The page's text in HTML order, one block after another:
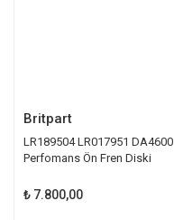
Britpart
LR189504 LR017951 DA4600
Perfomans Ön Fren Diski
₺ 7.800,00